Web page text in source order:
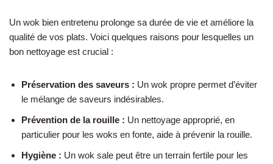
Un wok bien entretenu prolonge sa durée de vie et améliore la
qualité de vos plats. Voici quelques raisons pour lesquelles un
bon nettoyage est crucial :
Préservation des saveurs : Un wok propre permet d’éviter
le mélange de saveurs indésirables.
Prévention de la rouille : Un nettoyage approprié, en
particulier pour les woks en fonte, aide à prévenir la rouille.
Hygiène : Un wok sale peut être un terrain fertile pour les